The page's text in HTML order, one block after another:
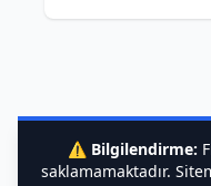
⚠️ Bilgilendirme:
saklamamaktadır.